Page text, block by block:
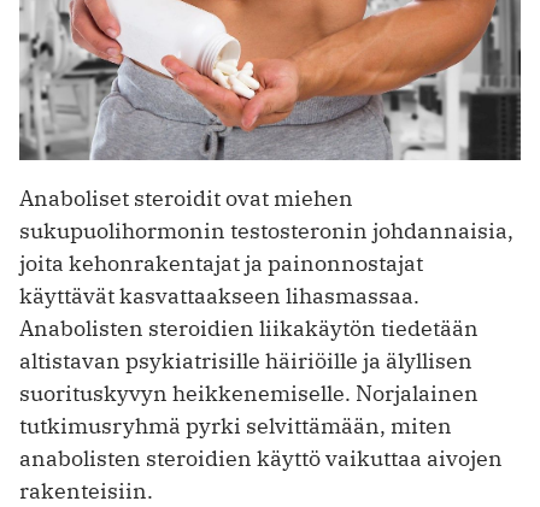
Anaboliset steroidit ovat miehen
sukupuolihormonin testosteronin johdannaisia,
joita kehonrakentajat ja painonnostajat
käyttävät kasvattaakseen lihasmassaa.
Anabolisten steroidien liikakäytön tiedetään
altistavan psykiatrisille häiriöille ja älyllisen
suorituskyvyn heikkenemiselle. Norjalainen
tutkimusryhmä pyrki selvittämään, miten
anabolisten steroidien käyttö vaikuttaa aivojen
rakenteisiin.